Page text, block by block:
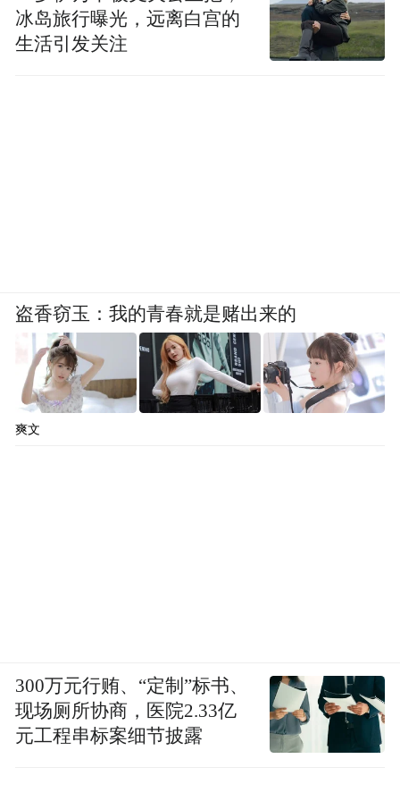
冰岛旅行曝光，远离白宫的
生活引发关注
盗香窃玉：我的青春就是赌出来的
爽文
300万元行贿、“定制”标书、
现场厕所协商，医院2.33亿
元工程串标案细节披露